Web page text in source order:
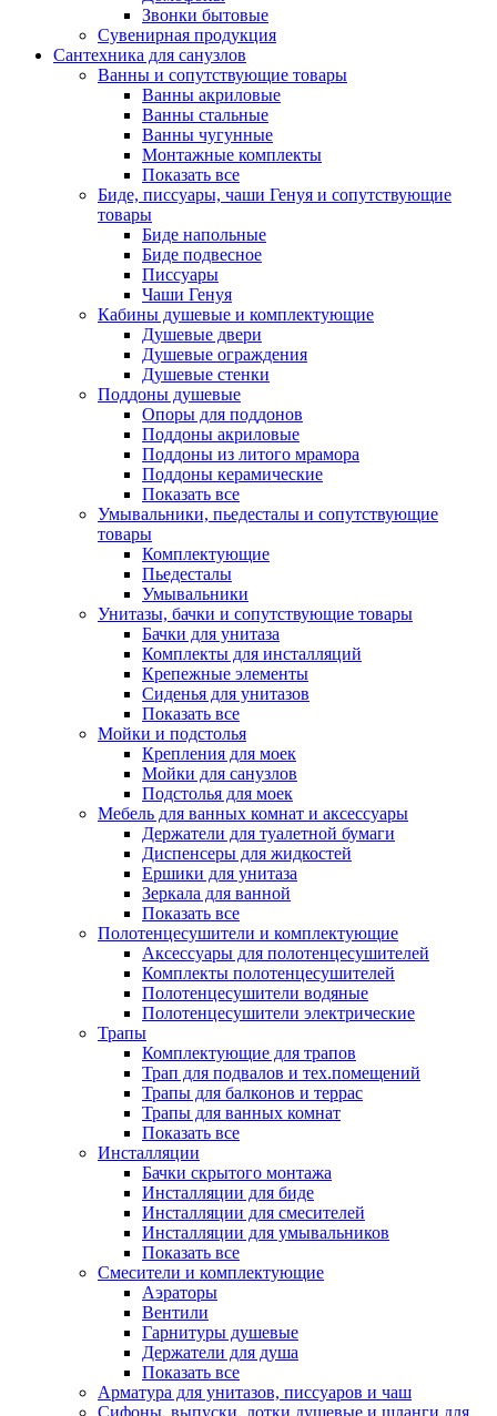
Звонки бытовые
Сувенирная продукция
Сантехника для санузлов
Ванны и сопутствующие товары
Ванны акриловые
Ванны стальные
Ванны чугунные
Монтажные комплекты
Показать все
Биде, писсуары, чаши Генуя и сопутствующие
товары
Биде напольные
Биде подвесное
Писсуары
Чаши Генуя
Кабины душевые и комплектующие
Душевые двери
Душевые ограждения
Душевые стенки
Поддоны душевые
Опоры для поддонов
Поддоны акриловые
Поддоны из литого мрамора
Поддоны керамические
Показать все
Умывальники, пьедесталы и сопутствующие
товары
Комплектующие
Пьедесталы
Умывальники
Унитазы, бачки и сопутствующие товары
Бачки для унитаза
Комплекты для инсталляций
Крепежные элементы
Сиденья для унитазов
Показать все
Мойки и подстолья
Крепления для моек
Мойки для санузлов
Подстолья для моек
Мебель для ванных комнат и аксессуары
Держатели для туалетной бумаги
Диспенсеры для жидкостей
Ершики для унитаза
Зеркала для ванной
Показать все
Полотенцесушители и комплектующие
Аксессуары для полотенцесушителей
Комплекты полотенцесушителей
Полотенцесушители водяные
Полотенцесушители электрические
Трапы
Комплектующие для трапов
Трап для подвалов и тех.помещений
Трапы для балконов и террас
Трапы для ванных комнат
Показать все
Инсталляции
Бачки скрытого монтажа
Инсталляции для биде
Инсталляции для смесителей
Инсталляции для умывальников
Показать все
Смесители и комплектующие
Аэраторы
Вентили
Гарнитуры душевые
Держатели для душа
Показать все
Арматура для унитазов, писсуаров и чаш
Сифоны, выпуски, лотки душевые и шланги для